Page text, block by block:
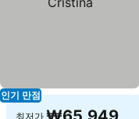
인기 만점
최저가